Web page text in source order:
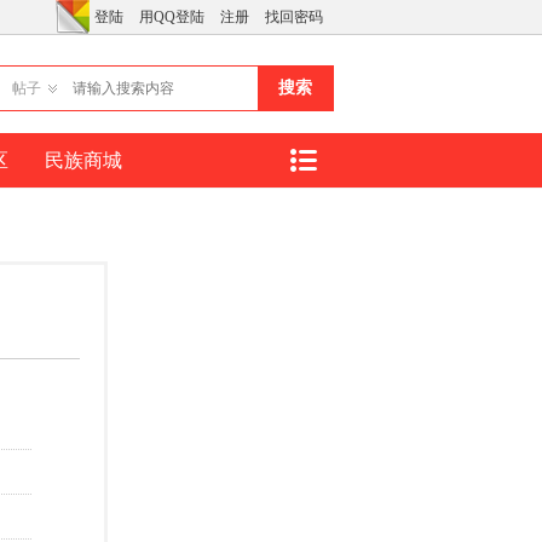
登陆 用QQ登陆 注册 找回密码
帖子 搜索
民族商城